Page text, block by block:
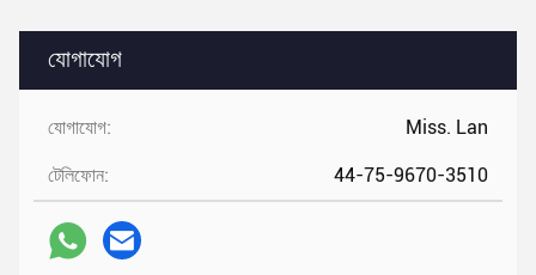
যোগাযোগ
যোগাযোগ: Miss. Lan
টেলিফোন: 44-75-9670-3510